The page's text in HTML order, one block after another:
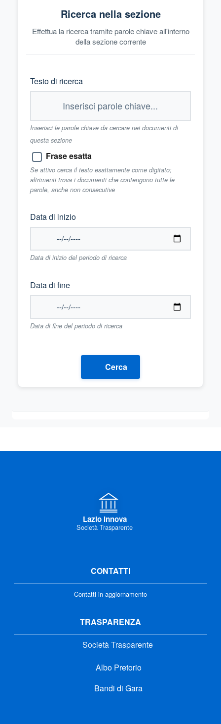
Ricerca nella sezione
Effettua la ricerca tramite parole chiave all'interno
della sezione corrente
Testo di ricerca
Inserisci le parole chiave da cercare nei documenti di
questa sezione
Frase esatta
Se attivo cerca il testo esattamente come digitato;
altrimenti trova i documenti che contengono tutte le
parole, anche non consecutive
Data di inizio
Data di inizio del periodo di ricerca
Data di fine
Data di fine del periodo di ricerca
Cerca
Lazio innova
Società Trasparente
CONTATTI
Contatti in aggiornamento
TRASPARENZA
Società Trasparente
Albo Pretorio
Bandi di Gara